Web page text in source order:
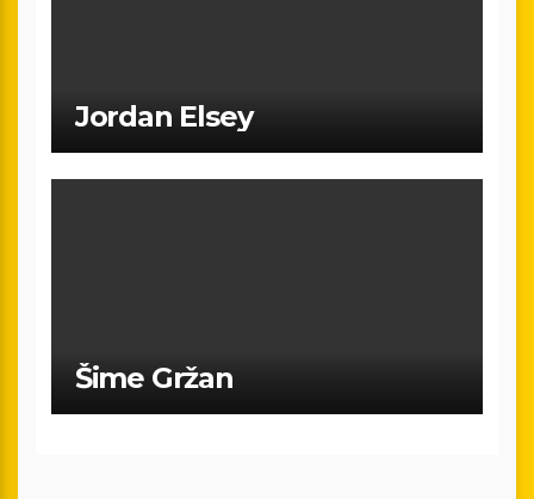
Jordan Elsey
Šime Gržan